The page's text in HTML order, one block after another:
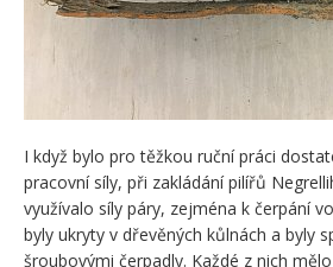
I když bylo pro těžkou ruční práci
pracovní síly, při zakládání pilířů
využívalo síly páry, zejména k čerpání
byly ukryty v dřevěných kůlnách a byly
šroubovými čerpadly. Každé z nich